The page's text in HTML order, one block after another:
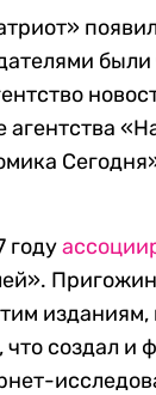
году
изданиям,
, что создал и